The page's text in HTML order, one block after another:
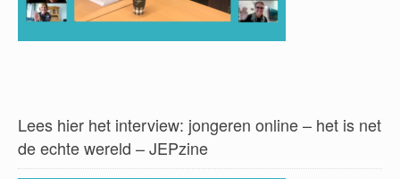
Lees hier het interview: jongeren online – het is net
de echte wereld – JEPzine